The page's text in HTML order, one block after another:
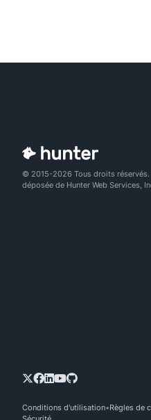
© 2015-2026 Tous droits réservés.
déposée de Hunter Web Services,
Conditions d'utilisation Règles de